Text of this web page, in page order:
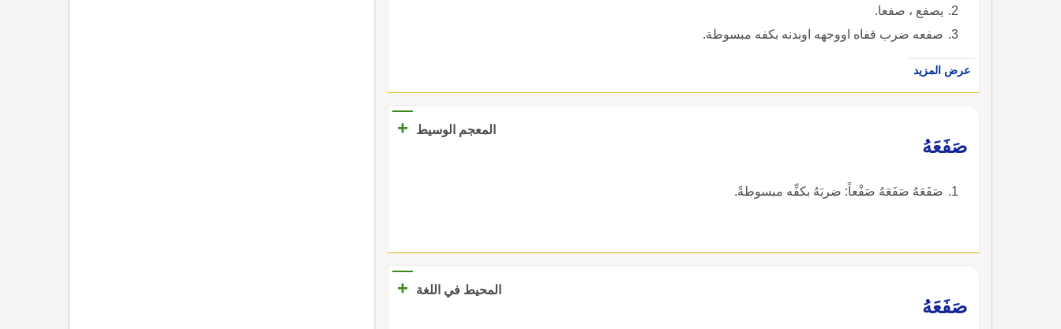
يصفع ، صفعا.
صفعه ضرب قفاه اووجهه اوبدنه بكفه مبسوطة.
عرض المزيد
المعجم الوسيط
+
صَفَعَهُ
صَفَعَهُ صَفَعَهُ صَفْعاً: ضربَهُ بكفِّه مبسوطةً.
المحيط في اللغة
+
صَفَعَهُ